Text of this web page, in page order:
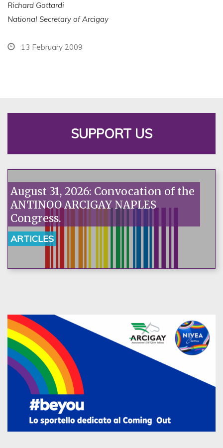
Richard Gottardi
National Secretary of Arcigay
13 February 2009
SUPPORT US
August 31, 2026: Convocation of the
ANTINOO ARCIGAY NAPLES
Congress.
ARTICLES